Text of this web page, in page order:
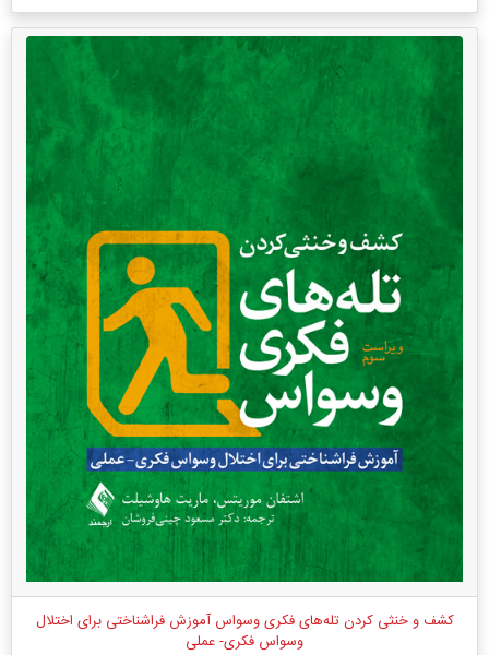
کشف و خنثی کردن تله‌های فکری وسواس آموزش فراشناختی برای اختلال
وسواس فکری- عملی